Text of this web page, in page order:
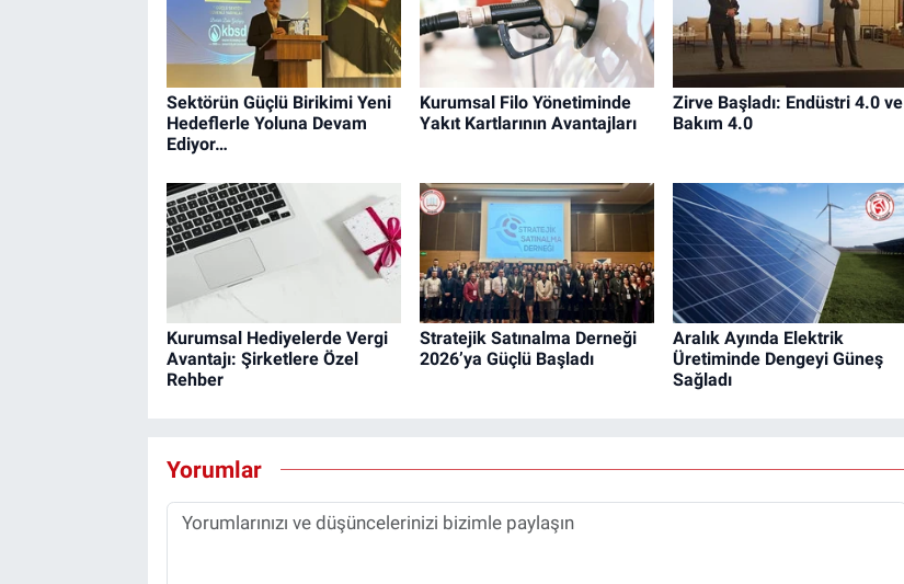
Sektörün Güçlü Birikimi Yeni
Hedeflerle Yoluna Devam
Ediyor…
Kurumsal Filo Yönetiminde
Yakıt Kartlarının Avantajları
Zirve Başladı: Endüstri 4.0 ve
Bakım 4.0
Kurumsal Hediyelerde Vergi
Avantajı: Şirketlere Özel
Rehber
Stratejik Satınalma Derneği
2026’ya Güçlü Başladı
Aralık Ayında Elektrik
Üretiminde Dengeyi Güneş
Sağladı
Yorumlar